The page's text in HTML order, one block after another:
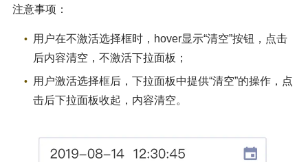
注意事项：
用户在不激活选择框时，hover显示“清空”按钮，点击
后内容清空，不激活下拉面板；
用户激活选择框后，下拉面板中提供“清空”的操作，点
击后下拉面板收起，内容清空。